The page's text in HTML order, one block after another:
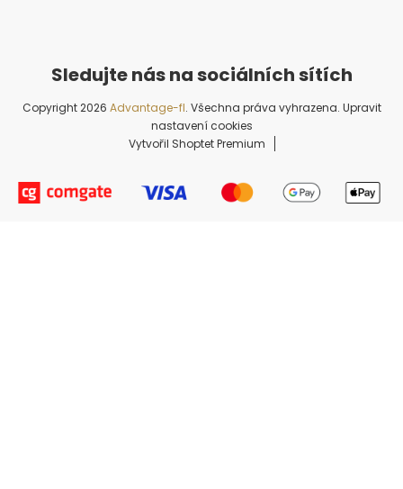
Vytvořil Shoptet Premium
Copyright 2026 Advantage-fl. Všechna práva vyhrazena. Upravit
nastavení cookies